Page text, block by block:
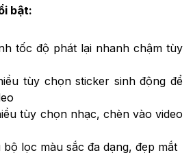
bật:
tốc độ phát lại nhanh chậm tùy
tùy chọn sticker sinh động để
tùy chọn nhạc, chèn vào video
lọc màu sắc đa dạng, đẹp mắt